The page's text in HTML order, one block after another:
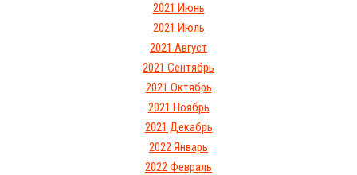
2021 Июнь
2021 Июль
2021 Август
2021 Сентябрь
2021 Октябрь
2021 Ноябрь
2021 Декабрь
2022 Январь
2022 Февраль